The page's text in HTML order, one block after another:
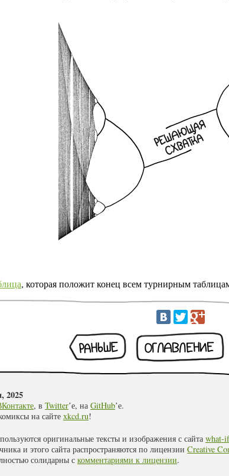
, которая положит конец всем турнирным
2025
, в Twitterʼе, на GitHubʼе.
на сайте xkcd.ru!
оригинальные тексты и изображения с сайта what-
и этого сайта распространяются по лицензии Creative
солидарны с комментариями к лицензии.